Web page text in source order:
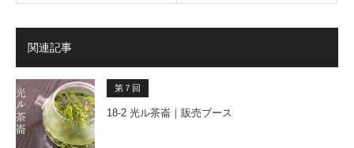
関連記事
第７回
18-2 光ル茶崙｜販売ブース